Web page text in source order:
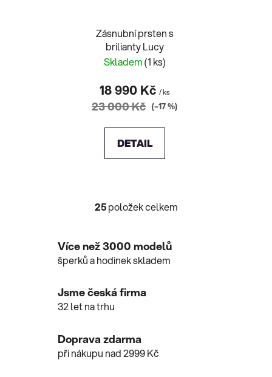
Zásnubní prsten s
brilianty Lucy
Skladem(1 ks)
18 990 Kč / ks
23 000 Kč (–17 %)
DETAIL
O
á
d
c
v
k
25položek celkem
Více než 3000 modelů
šperků a hodinek skladem
Jsme česká firma
32 let na trhu
Doprava zdarma
při nákupu nad 2999 Kč